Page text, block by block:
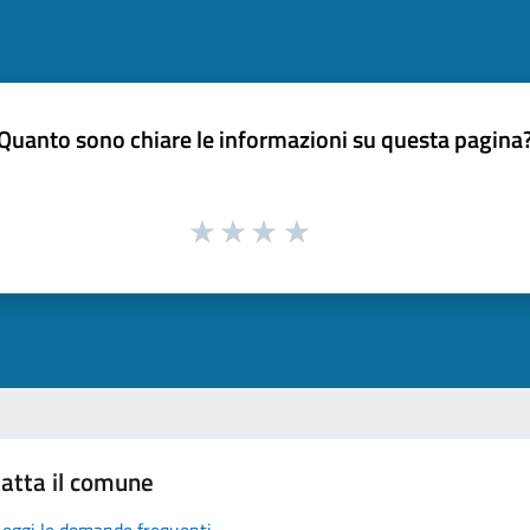
sono chiare le informazioni su questa
il comune